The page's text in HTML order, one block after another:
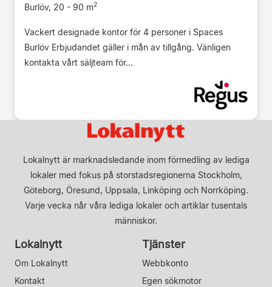
Burlöv, 20 - 90 m2
Vackert designade kontor för 4 personer i Spaces
Burlöv Erbjudandet gäller i mån av tillgång. Vänligen
kontakta vårt säljteam för...
Lokalnytt är marknadsledande inom förmedling av lediga
lokaler med fokus på storstadsregionerna Stockholm,
Göteborg, Öresund, Uppsala, Linköping och Norrköping.
Varje vecka når våra lediga lokaler och artiklar tusentals
människor.
Lokalnytt
Om Lokalnytt
Kontakt
Tjänster
Webbkonto
Egen sökmotor